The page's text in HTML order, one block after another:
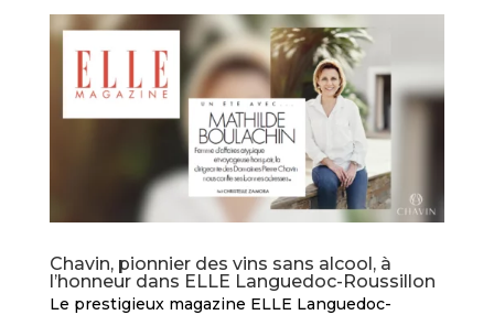
Chavin, pionnier des vins sans alcool, à
l’honneur dans ELLE Languedoc-Roussillon
Le prestigieux magazine ELLE Languedoc-